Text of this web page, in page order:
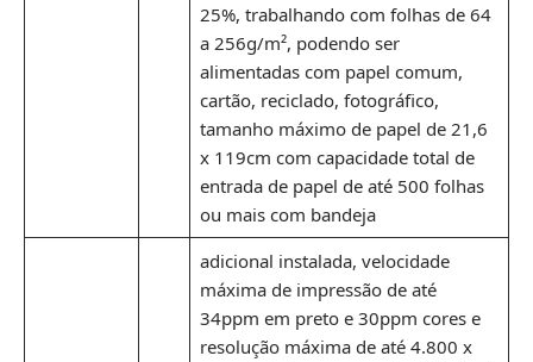
25%, trabalhando com folhas de 64
a 256g/m², podendo ser
alimentadas com papel comum,
cartão, reciclado, fotográfico,
tamanho máximo de papel de 21,6
x 119cm com capacidade total de
entrada de papel de até 500 folhas
ou mais com bandeja
adicional instalada, velocidade
máxima de impressão de até
34ppm em preto e 30ppm cores e
resolução máxima de até 4.800 x